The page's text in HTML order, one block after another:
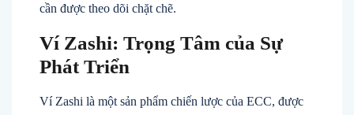
cần được theo dõi chặt chẽ.
Ví Zashi: Trọng Tâm của Sự
Phát Triển
Ví Zashi là một sản phẩm chiến lược của ECC, được